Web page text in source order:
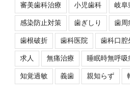
審美歯科治療 小児歯科 岐阜
感染防止対策 歯ぎしり 歯周
歯根破折 歯科医院 歯科口腔
求人 無痛治療 睡眠時無呼吸
知覚過敏 義歯 親知らず